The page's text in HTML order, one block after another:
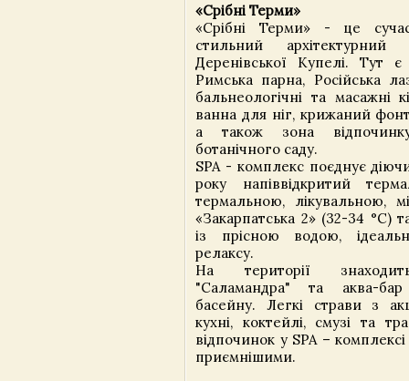
«Срібні Терми»
«Срібні Терми» - це
стильний
Деренівської Купелі. Тут
Римська парна, Російська
бальнеологічні та масажні
ванна для ніг, крижаний
а також зона
ботанічного саду.
SPA - комплекс поєднує
року напіввідкритий
термальною, лікувальною,
«Закарпатська 2» (32-34 °С)
із прісною водою,
релаксу.
На території
"Саламандра" та аква-бар
басейну. Легкі страви з
кухні, коктейлі, смузі та
відпочинок у SPA –
приємнішими.